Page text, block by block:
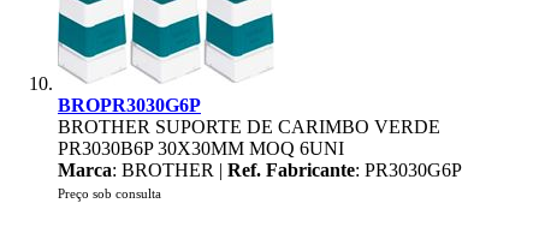
BROPR3030G6P
BROTHER SUPORTE DE CARIMBO VERDE
PR3030B6P 30X30MM MOQ 6UNI
Marca: BROTHER | Ref. Fabricante: PR3030G6P
Preço sob consulta